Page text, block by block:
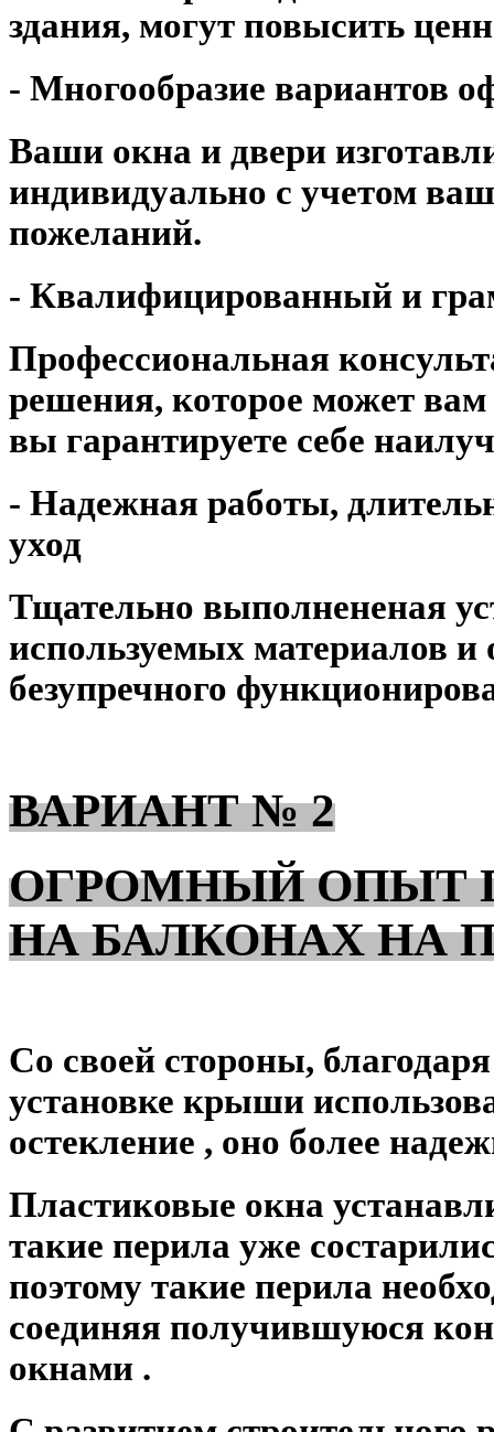
здания, могут повысить
- Многообразие вариантов
Ваши окна и двери
индивидуально с учетом
пожеланий.
- Квалифицированный и
Профессиональная
решения, которое может
вы гарантируете себе
- Надежная работы,
уход
Тщательно выполнененая
используемых материалов и
безупречного
ВАРИАНТ № 2
ОГРОМНЫЙ ОПЫТ
НА БАЛКОНАХ НА
Со своей стороны,
установке крыши
остекление , оно более
Пластиковые окна
такие перила уже
поэтому такие перила
соединяя получившуюся
окнами .